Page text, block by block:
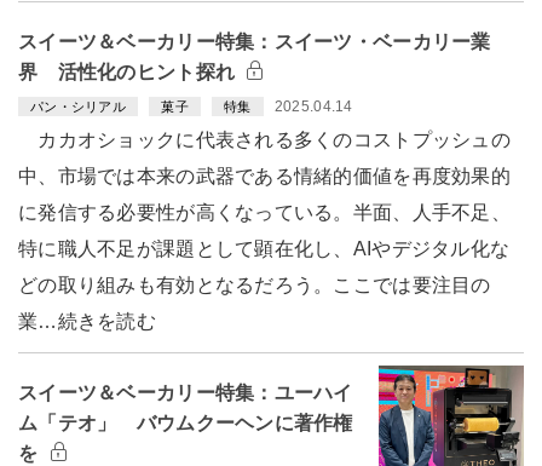
スイーツ＆ベーカリー特集：スイーツ・ベーカリー業
界 活性化のヒント探れ
パン・シリアル 菓子 特集 2025.04.14
カカオショックに代表される多くのコストプッシュの
中、市場では本来の武器である情緒的価値を再度効果的
に発信する必要性が高くなっている。半面、人手不足、
特に職人不足が課題として顕在化し、AIやデジタル化な
どの取り組みも有効となるだろう。ここでは要注目の
業…続きを読む
スイーツ＆ベーカリー特集：ユーハイ
ム「テオ」 バウムクーヘンに著作権
を